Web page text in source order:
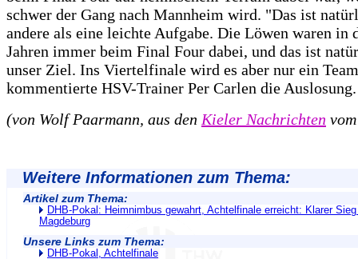
schwer der Gang nach Mannheim wird. "Das ist
andere als eine leichte Aufgabe. Die Löwen waren in
Jahren immer beim Final Four dabei, und das ist
unser Ziel. Ins Viertelfinale wird es aber nur ein
kommentierte HSV-Trainer Per Carlen die Auslosung.
(von Wolf Paarmann, aus den Kieler Nachrichten
Weitere Informationen zum Thema:
Artikel zum Thema:
DHB-Pokal: Heimnimbus gewahrt, Achtelfinale erreicht: Klarer
Magdeburg
Unsere Links zum Thema:
DHB-Pokal, Achtelfinale